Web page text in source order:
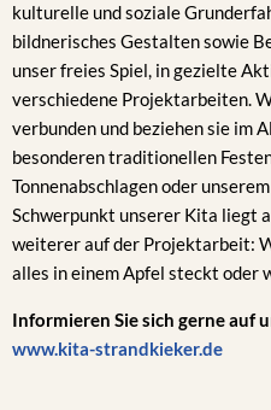
kulturelle und soziale
bildnerisches Gestalten sowie
unser freies Spiel, in gezielte
verschiedene Projektarbeiten.
verbunden und beziehen sie im
besonderen traditionellen
Tonnenabschlagen oder
Schwerpunkt unserer Kita liegt
weiterer auf der Projektarbeit:
alles in einem Apfel steckt oder
Informieren Sie sich gerne auf
www.kita-strandkieker.de